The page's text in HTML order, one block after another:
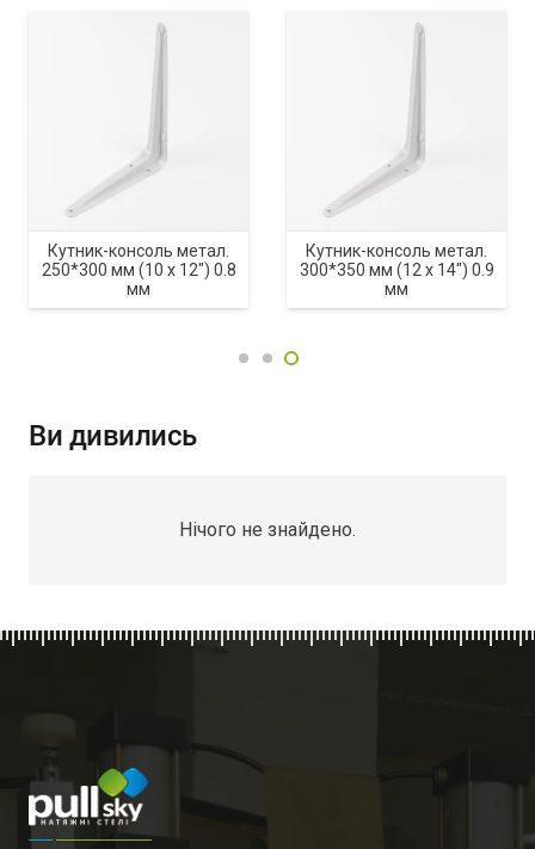
Кутник-консоль метал.
250*300 мм (10 х 12″) 0.8
мм
Кутник-консоль метал.
300*350 мм (12 х 14″) 0.9
мм
Ви дивились
Нічого не знайдено.